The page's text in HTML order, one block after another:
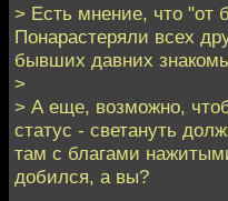
> Есть мнение, что "от
Понарастеряли всех
бывших давних
>
> А еще, возможно,
статус - светануть
там с благами
добился, а вы?